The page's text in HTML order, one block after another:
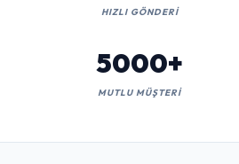
HIZLI GÖNDERI
5000+
MUTLU MÜŞTERI